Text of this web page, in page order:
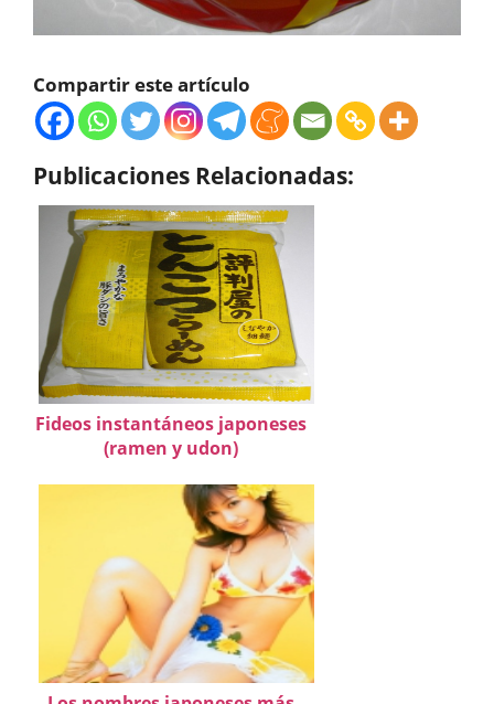
Compartir este artículo
Publicaciones Relacionadas:
Fideos instantáneos japoneses
(ramen y udon)